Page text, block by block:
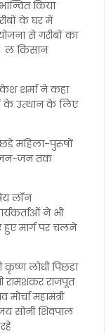
किया
के घर में
से गरीबों का
ल किसान
शर्मा ने कहा
के उत्थान के लिए
महिला-पुरूषों
जन-जन तक
लॉन
ने भी
मार्ग पर चलने
लोधी पिछडा
रामशंकर राजपूत
महामंत्री
सोनी शिवपाल